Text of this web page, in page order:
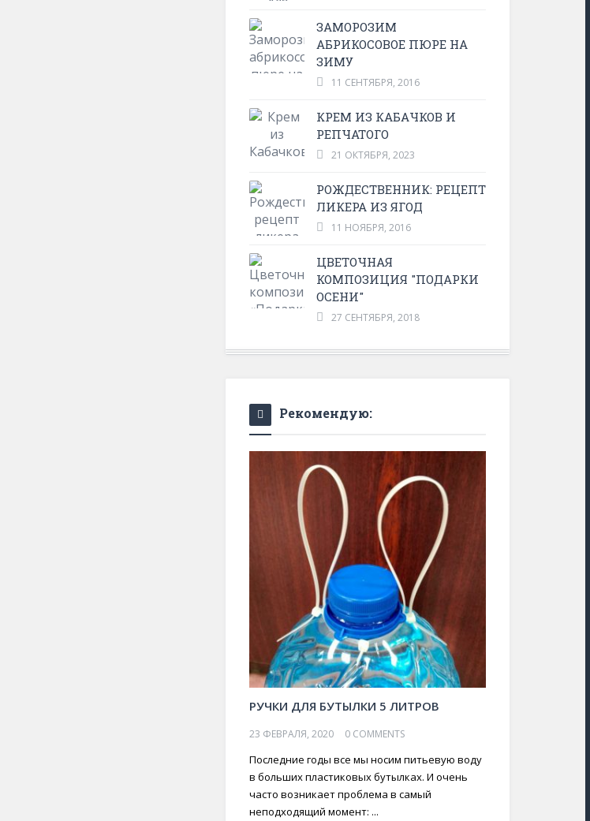
ЗАМОРОЗИМ
АБРИКОСОВОЕ ПЮРЕ НА
ЗИМУ
11 СЕНТЯБРЯ, 2016
КРЕМ ИЗ КАБАЧКОВ И
РЕПЧАТОГО
21 ОКТЯБРЯ, 2023
РОЖДЕСТВЕННИК: РЕЦЕПТ
ЛИКЕРА ИЗ ЯГОД
11 НОЯБРЯ, 2016
ЦВЕТОЧНАЯ
КОМПОЗИЦИЯ "ПОДАРКИ
ОСЕНИ"
27 СЕНТЯБРЯ, 2018
Рекомендую:
РУЧКИ ДЛЯ БУТЫЛКИ 5 ЛИТРОВ
23 ФЕВРАЛЯ, 2020 0 COMMENTS
Последние годы все мы носим питьевую воду
в больших пластиковых бутылках. И очень
часто возникает проблема в самый
неподходящий момент: ...